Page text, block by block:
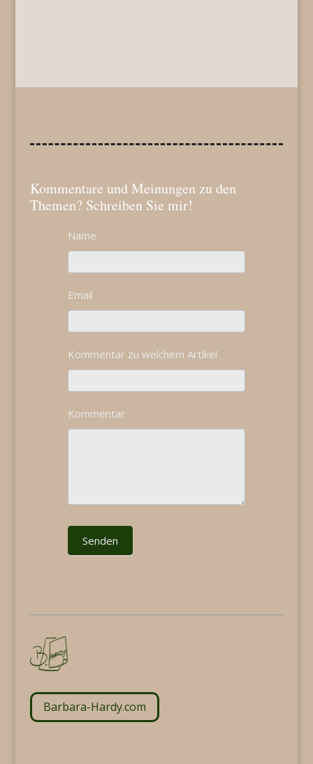
Kommentare und Meinungen zu den
Themen? Schreiben Sie mir!
Kontakt
Name
Email
Kommentar zu welchem Artikel
Kommentar
If
you
leave
this
field
blank.
Senden
Barbara-Hardy.com